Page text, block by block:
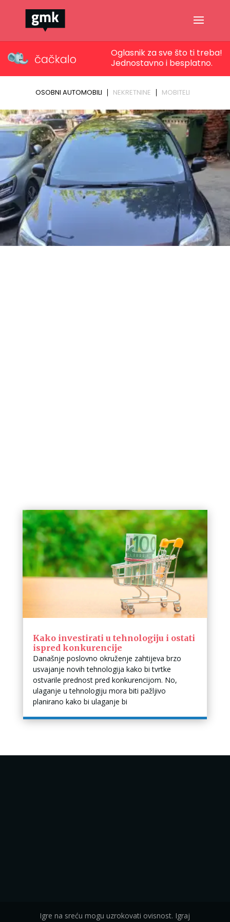
Kako investirati u tehnologiju i ostati
ispred konkurencije
Današnje poslovno okruženje zahtijeva brzo
usvajanje novih tehnologija kako bi tvrtke
ostvarile prednost pred konkurencijom. No,
ulaganje u tehnologiju mora biti pažljivo
planirano kako bi ulaganje bi
Igre na sreću mogu uzrokovati ovisnost. Igraj